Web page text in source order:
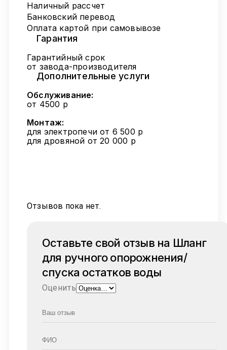
Наличный рассчет
Банковский перевод
Оплата картой при самовывозе
Гарантия
Гарантийный срок
от завода-производителя
Дополнительные услуги
Обслуживание:
от 4500 р
Монтаж:
для электропечи от 6 500 р
для дровяной от 20 000 р
Отзывов пока нет.
Оставьте свой отзыв на Шланг
для ручного опорожнения/
спуска остатков воды
Оценить